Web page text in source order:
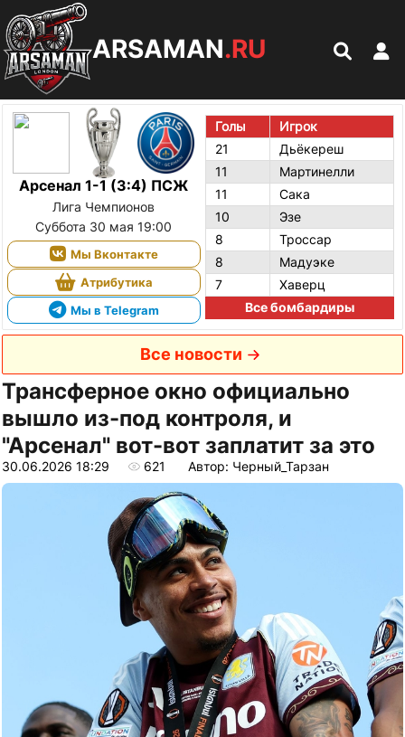
ARSAMAN.RU
Арсенал 1-1 (3:4) ПСЖ
Лига Чемпионов
Суббота 30 мая 19:00
Мы Вконтакте
Атрибутика
Мы в Telegram
Голы
Игрок
21
Дьёкереш
11
Мартинелли
11
Сака
10
Эзе
8
Троссар
8
Мадуэке
7
Хаверц
Все бомбардиры
Все новости
Трансферное окно официально
вышло из-под контроля, и
"Арсенал" вот-вот заплатит за это
30.06.2026 18:29 621 Автор: Черный_Тарзан